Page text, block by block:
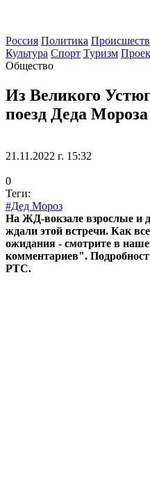
Россия Политика
Культура Спорт Туризм
Общество
Из Великого
поезд Деда Мороза
21.11.2022 г. 15:32
0
Теги:
#Дед Мороз
На ЖД-вокзале взрослые и
ждали этой встречи. Как
ожидания - смотрите в
комментариев".
РТС.